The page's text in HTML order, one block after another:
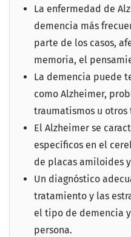
La enfermedad de
demencia más
parte de los casos,
memoria, el
La demencia puede
como Alzheimer,
traumatismos u otros
El Alzheimer se
específicos en el
de placas amiloides
Un diagnóstico
tratamiento y las
el tipo de demencia
persona.